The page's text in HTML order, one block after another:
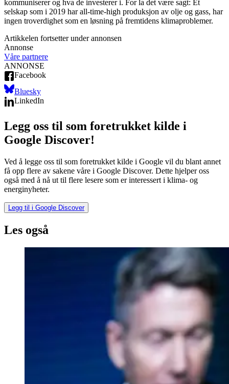
kommuniserer og hva de investerer i. For la det være sagt: Et
selskap som i 2019 har all-time-high produksjon av olje og gass, har
ingen troverdighet som en løsning på fremtidens klimaproblemer.
Artikkelen fortsetter under annonsen
Annonse
Våre partnere
ANNONSE
Facebook
Bluesky
LinkedIn
Legg oss til som foretrukket kilde i
Google Discover!
Ved å legge oss til som foretrukket kilde i Google vil du blant annet
få opp flere av sakene våre i Google Discover. Dette hjelper oss
også med å nå ut til flere lesere som er interessert i klima- og
energinyheter.
Legg til i Google Discover
Les også